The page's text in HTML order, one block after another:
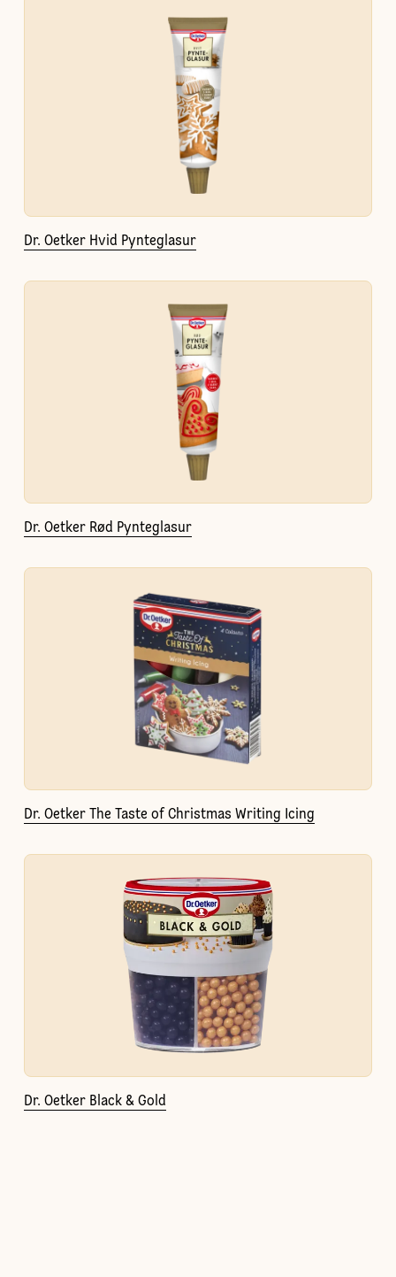
Dr. Oetker Hvid Pynteglasur
Dr. Oetker Rød Pynteglasur
Dr. Oetker The Taste of Christmas Writing Icing
Dr. Oetker Black & Gold